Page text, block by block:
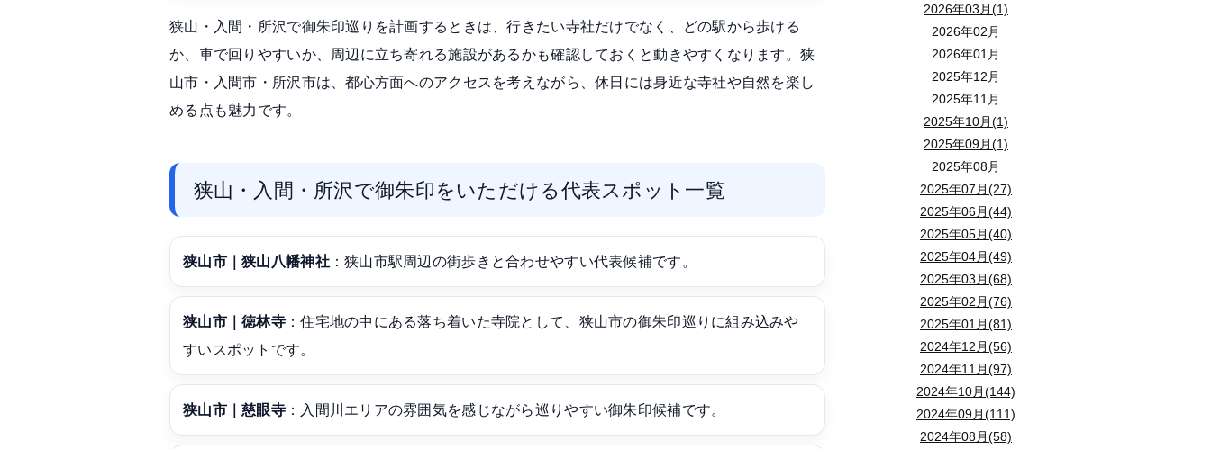
2026年03月(1)
2026年02月
2026年01月
2025年12月
2025年11月
2025年10月(1)
2025年09月(1)
2025年08月
2025年07月(27)
2025年06月(44)
2025年05月(40)
2025年04月(49)
2025年03月(68)
2025年02月(76)
2025年01月(81)
2024年12月(56)
2024年11月(97)
2024年10月(144)
2024年09月(111)
2024年08月(58)
狭山・入間・所沢で御朱印巡りを計画するときは、行きたい寺社だけでなく、どの駅から歩ける
か、車で回りやすいか、周辺に立ち寄れる施設があるかも確認しておくと動きやすくなります。狭
山市・入間市・所沢市は、都心方面へのアクセスを考えながら、休日には身近な寺社や自然を楽し
める点も魅力です。
狭山・入間・所沢で御朱印をいただける代表スポット一覧
狭山市｜狭山八幡神社：狭山市駅周辺の街歩きと合わせやすい代表候補です。
狭山市｜徳林寺：住宅地の中にある落ち着いた寺院として、狭山市の御朱印巡りに組み込みや
すいスポットです。
狭山市｜慈眼寺：入間川エリアの雰囲気を感じながら巡りやすい御朱印候補です。